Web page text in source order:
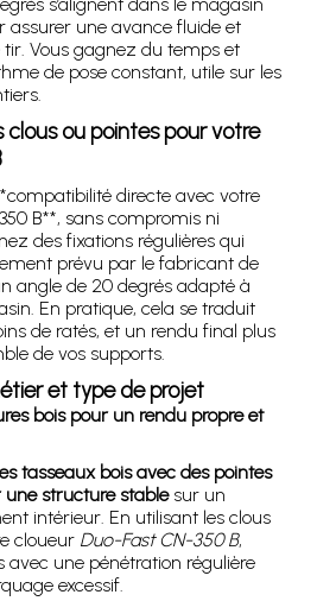
assurer une avance fluide et
Vous gagnez du temps et
de pose constant, utile sur les
clous ou pointes pour votre
directe avec votre
B**, sans compromis ni
des fixations régulières qui
prévu par le fabricant de
angle de 20 degrés adapté à
En pratique, cela se traduit
de ratés, et un rendu final plus
de vos supports.
et type de projet
bois pour un rendu propre et
tasseaux bois avec des pointes
structure stablesur un
intérieur. En utilisant les clous
cloueur Duo-Fast CN-350 B,
avec une pénétration régulière
excessif.